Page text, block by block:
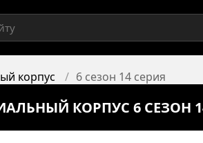
корпус 6 сезон 14 серия
КОРПУС 6 СЕЗОН